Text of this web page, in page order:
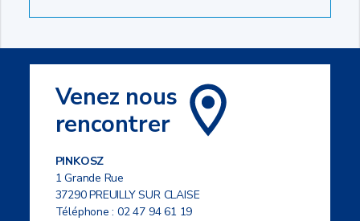
Venez nous
rencontrer
PINKOSZ
1 Grande Rue
37290 PREUILLY SUR CLAISE
Téléphone :02 47 94 61 19